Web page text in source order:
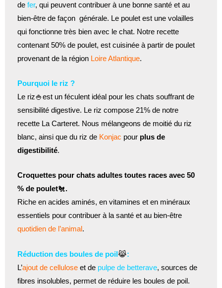
de fer, qui peuvent contribuer à une bonne santé et au
bien-être de façon générale. Le poulet est une volailles
qui fonctionne très bien avec le chat. Notre recette
contenant 50% de poulet, est cuisinée à partir de poulet
provenant de la région Loire Atlantique.
Pourquoi le riz ?
Le riz🍚est un féculent idéal pour les chats souffrant de
sensibilité digestive. Le riz compose 21% de notre
recette La Carteret. Nous mélangeons de moitié du riz
blanc, ainsi que du riz de Konjac pour plus de
digestibilité.
Croquettes pour chats adultes toutes races avec 50
% de poulet🐔.
Riche en acides aminés, en vitamines et en minéraux
essentiels pour contribuer à la santé et au bien-être
quotidien de l’animal.
Réduction des boules de poil 😹:
L’ajout de cellulose et de pulpe de betterave, sources de
fibres insolubles, permet de réduire les boules de poil.